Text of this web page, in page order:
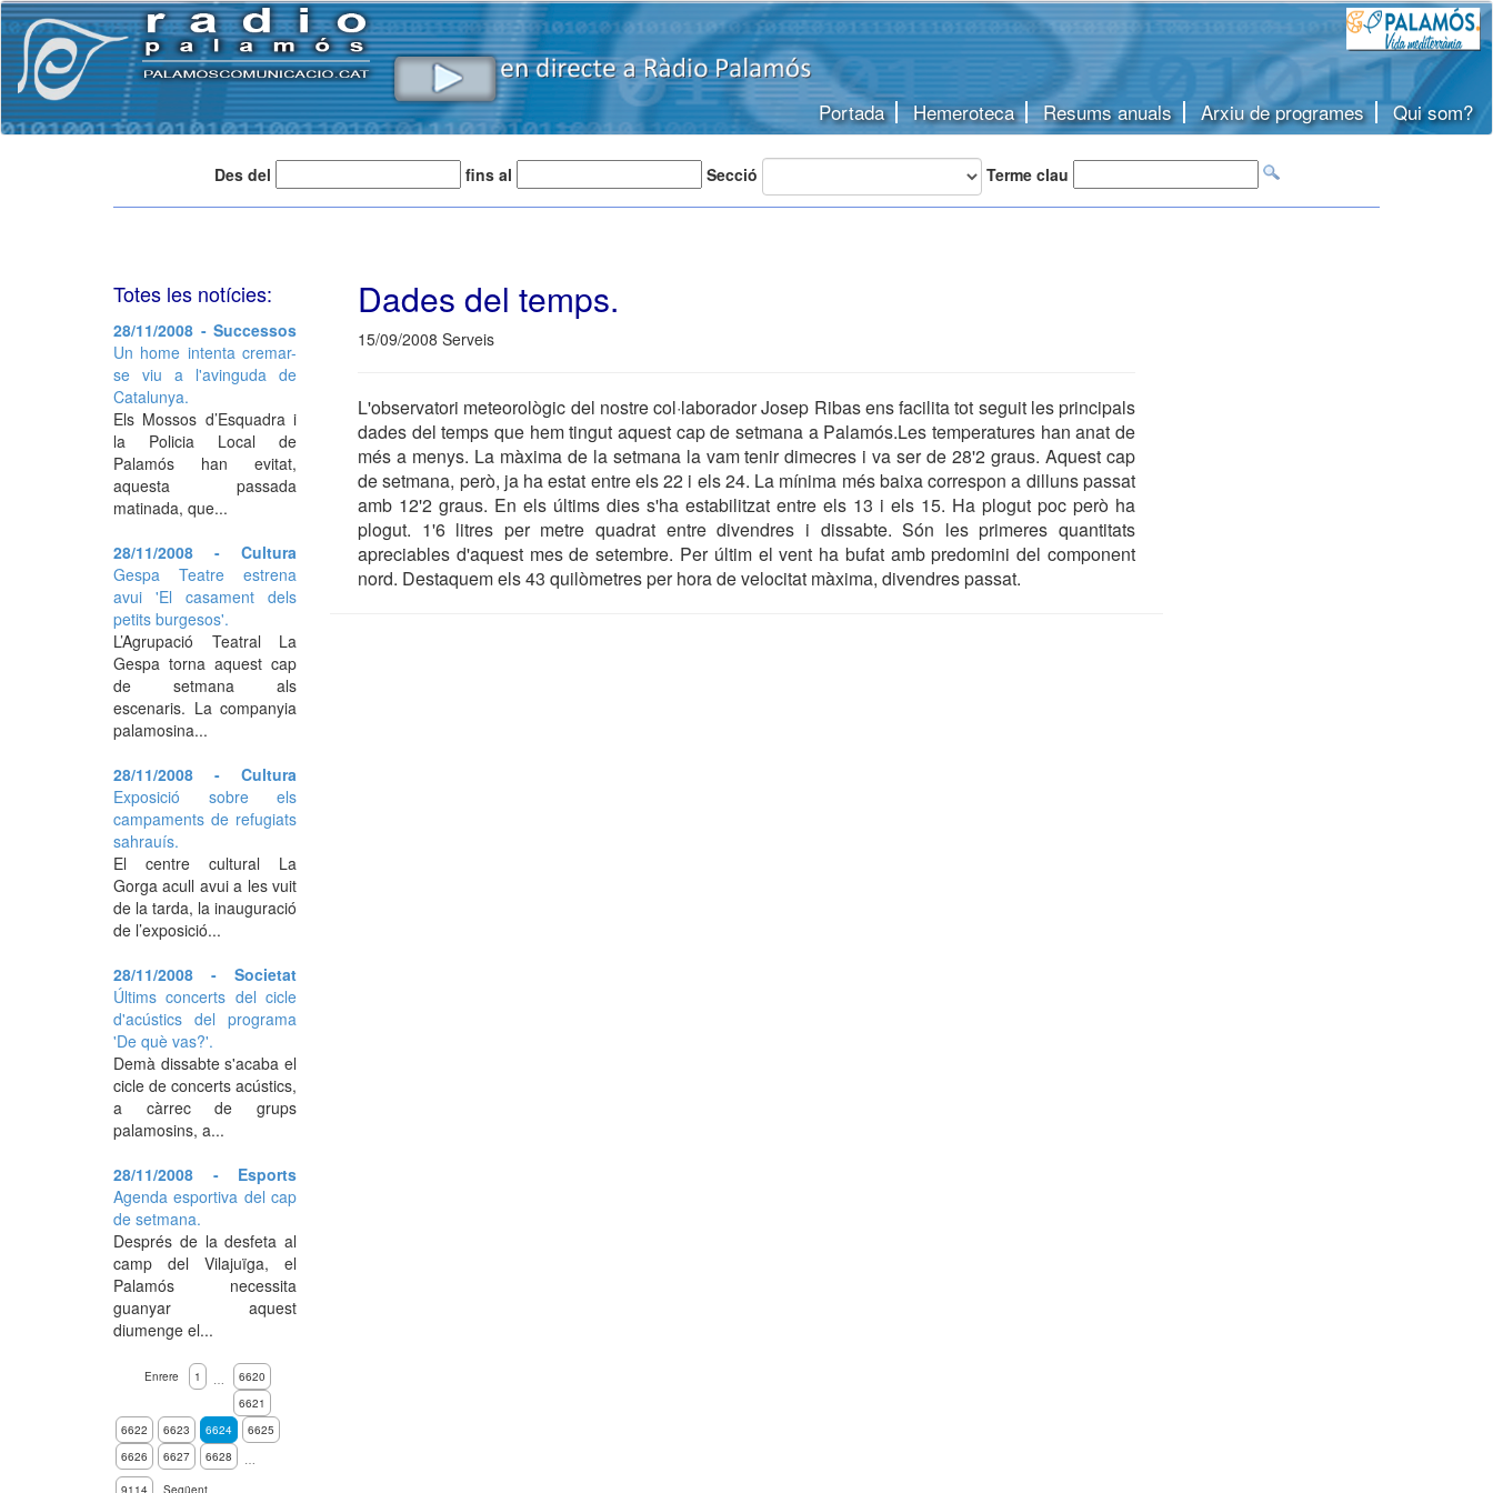
Portada Hemeroteca Resums anuals Arxiu de programes Qui som?
Des del fins al Secció Terme clau
Dades del temps.
15/09/2008 Serveis
L'observatori meteorològic del nostre col·laborador Josep Ribas ens facilita tot seguit les principals
dades del temps que hem tingut aquest cap de setmana a Palamós.Les temperatures han anat de
més a menys. La màxima de la setmana la vam tenir dimecres i va ser de 28'2 graus. Aquest cap
de setmana, però, ja ha estat entre els 22 i els 24. La mínima més baixa correspon a dilluns passat
amb 12'2 graus. En els últims dies s'ha estabilitzat entre els 13 i els 15. Ha plogut poc però ha
plogut. 1'6 litres per metre quadrat entre divendres i dissabte. Són les primeres quantitats
apreciables d'aquest mes de setembre. Per últim el vent ha bufat amb predomini del component
nord. Destaquem els 43 quilòmetres per hora de velocitat màxima, divendres passat.
Totes les notícies:
28/11/2008 - Successos
Un home intenta cremar-
se viu a l'avinguda de
Catalunya.
Els Mossos d’Esquadra i
la Policia Local de
Palamós han evitat,
aquesta passada
matinada, que...
28/11/2008 - Cultura
Gespa Teatre estrena
avui 'El casament dels
petits burgesos'.
L’Agrupació Teatral La
Gespa torna aquest cap
de setmana als
escenaris. La companyia
palamosina...
28/11/2008 - Cultura
Exposició sobre els
campaments de refugiats
sahrauís.
El centre cultural La
Gorga acull avui a les vuit
de la tarda, la inauguració
de l’exposició...
28/11/2008 - Societat
Últims concerts del cicle
d'acústics del programa
'De què vas?'.
Demà dissabte s'acaba el
cicle de concerts acústics,
a càrrec de grups
palamosins, a...
28/11/2008 - Esports
Agenda esportiva del cap
de setmana.
Després de la desfeta al
camp del Vilajuïga, el
Palamós necessita
guanyar aquest
diumenge el...
Enrere 1 …
6620
6621
6622
6623 6624
6625
6626
6627 6628
…
9114
Següent